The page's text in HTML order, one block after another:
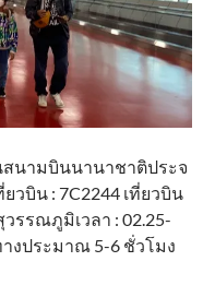
นามบินนานาชาติประจ
วบิน : 7C2244 เที่ยวบิน
รรณภูมิเวลา : 02.25-
างประมาณ 5-6 ชั่วโมง